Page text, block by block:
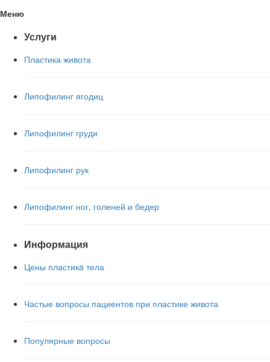
Меню
Услуги
Пластика живота
Липофилинг ягодиц
Липофилинг груди
Липофилинг рук
Липофилинг ног, голеней и бедер
Информация
Цены пластикa тела
Частые вопросы пациентов при пластике живота
Популярные вопросы